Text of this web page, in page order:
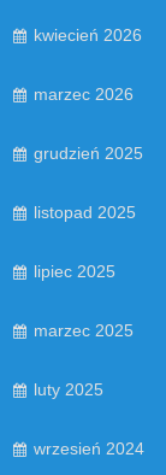
kwiecień 2026
marzec 2026
grudzień 2025
listopad 2025
lipiec 2025
marzec 2025
luty 2025
wrzesień 2024